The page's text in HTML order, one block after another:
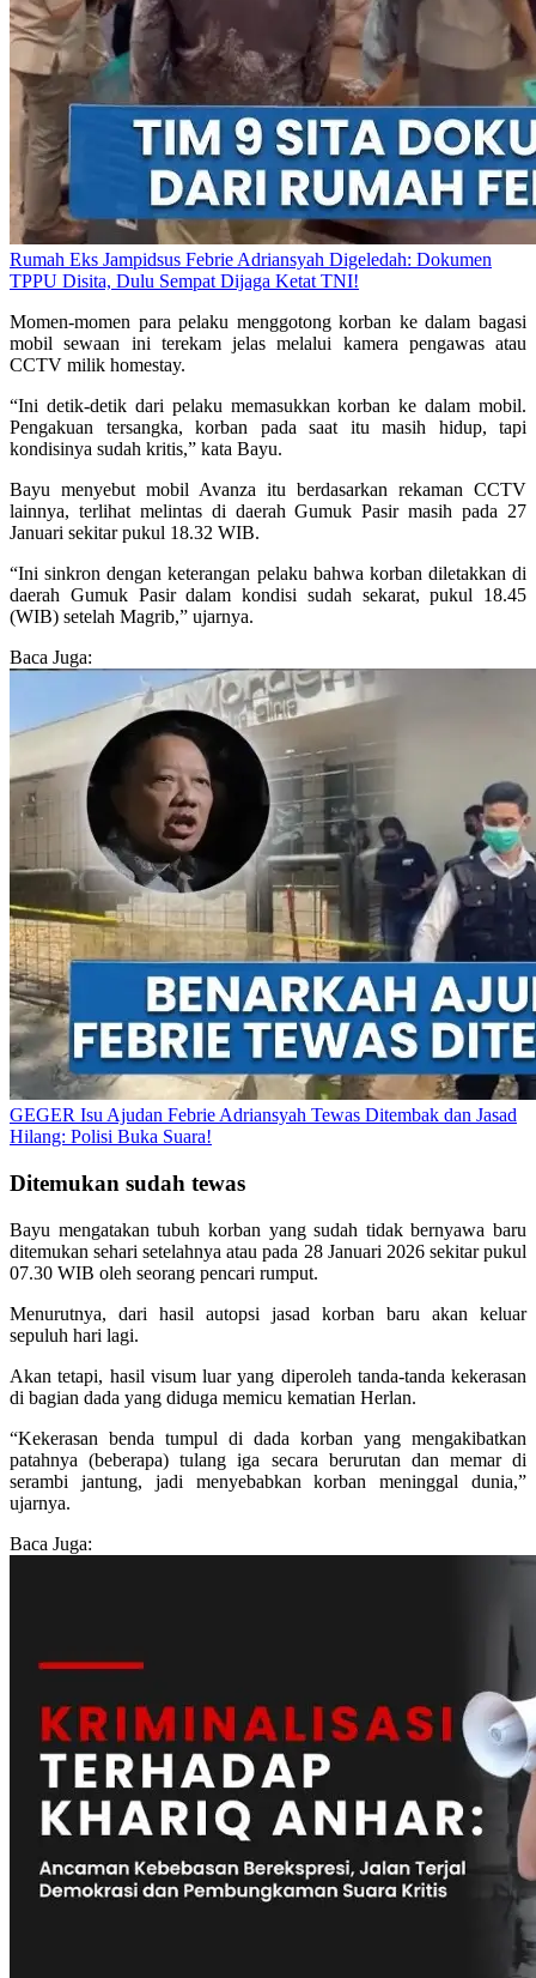
Rumah Eks Jampidsus Febrie Adriansyah Digeledah: Dokumen
TPPU Disita, Dulu Sempat Dijaga Ketat TNI!
Momen-momen para pelaku menggotong korban ke dalam bagasi
mobil sewaan ini terekam jelas melalui kamera pengawas atau
CCTV milik homestay.
“Ini detik-detik dari pelaku memasukkan korban ke dalam mobil.
Pengakuan tersangka, korban pada saat itu masih hidup, tapi
kondisinya sudah kritis,” kata Bayu.
Bayu menyebut mobil Avanza itu berdasarkan rekaman CCTV
lainnya, terlihat melintas di daerah Gumuk Pasir masih pada 27
Januari sekitar pukul 18.32 WIB.
“Ini sinkron dengan keterangan pelaku bahwa korban diletakkan di
daerah Gumuk Pasir dalam kondisi sudah sekarat, pukul 18.45
(WIB) setelah Magrib,” ujarnya.
Baca Juga:
GEGER Isu Ajudan Febrie Adriansyah Tewas Ditembak dan Jasad
Hilang: Polisi Buka Suara!
Ditemukan sudah tewas
Bayu mengatakan tubuh korban yang sudah tidak bernyawa baru
ditemukan sehari setelahnya atau pada 28 Januari 2026 sekitar pukul
07.30 WIB oleh seorang pencari rumput.
Menurutnya, dari hasil autopsi jasad korban baru akan keluar
sepuluh hari lagi.
Akan tetapi, hasil visum luar yang diperoleh tanda-tanda kekerasan
di bagian dada yang diduga memicu kematian Herlan.
“Kekerasan benda tumpul di dada korban yang mengakibatkan
patahnya (beberapa) tulang iga secara berurutan dan memar di
serambi jantung, jadi menyebabkan korban meninggal dunia,”
ujarnya.
Baca Juga: